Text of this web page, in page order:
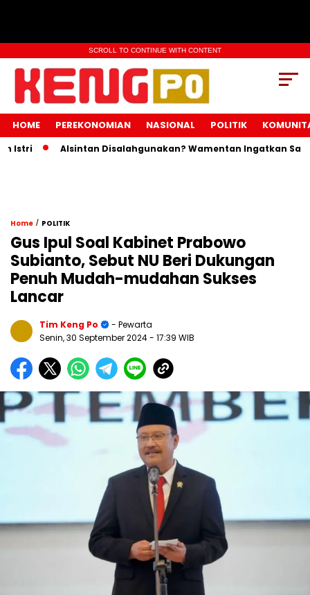
SCROLL TO CONTINUE WITH CONTENT
HOME PEREKONOMIAN NASIONAL POLITIK
Alsintan Disalahgunakan? Wamentan Ingatkan Sanksi
Home / POLITIK
Gus Ipul Soal Kabinet Prabowo
Subianto, Sebut NU Beri Dukungan
Penuh Mudah-mudahan Sukses
Lancar
Tim Keng Po
- Pewarta
Senin, 30 September 2024- 17:39 WIB